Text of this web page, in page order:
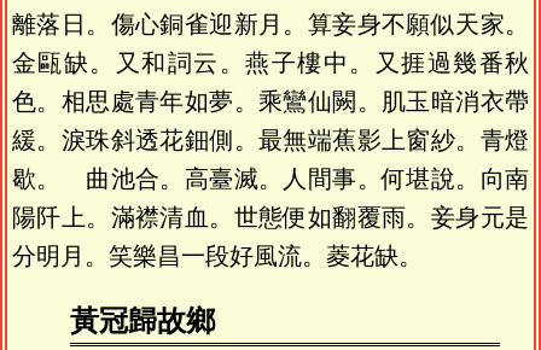
離落日。傷心銅雀迎新月。算妾身不願似天家。
金甌缺。又和詞云。燕子樓中。又捱過幾番秋
色。相思處青年如夢。乘鸞仙闕。肌玉暗消衣帶
緩。淚珠斜透花鈿側。最無端蕉影上窗紗。青燈
歇。 曲池合。高臺滅。人間事。何堪說。向南
陽阡上。滿襟清血。世態便如翻覆雨。妾身元是
分明月。笑樂昌一段好風流。菱花缺。
黃冠歸故鄉